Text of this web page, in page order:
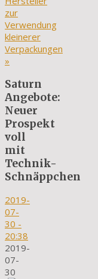
zur
Verwendung
kleinerer
Verpackungen
»
Saturn
Angebote:
Neuer
Prospekt
voll
mit
Technik-
Schnäppchen
2019-
07-
30 -
20:38
2019-
07-
30